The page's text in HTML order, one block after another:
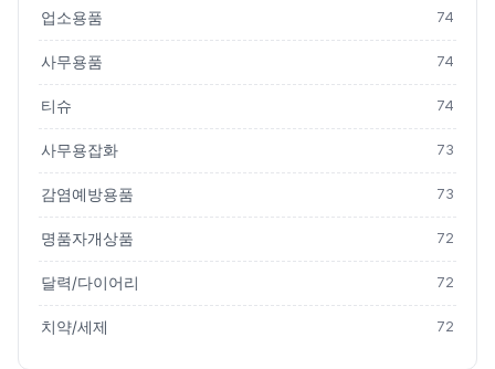
업소용품 74
사무용품 74
티슈 74
사무용잡화 73
감염예방용품 73
명품자개상품 72
달력/다이어리 72
치약/세제 72